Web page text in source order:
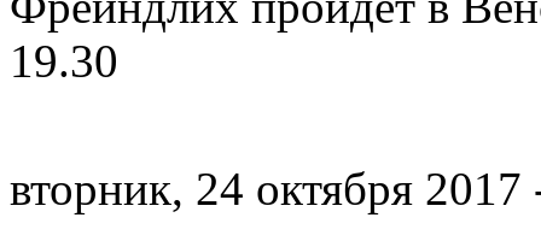
19.30
вторник, 24 октября 2017